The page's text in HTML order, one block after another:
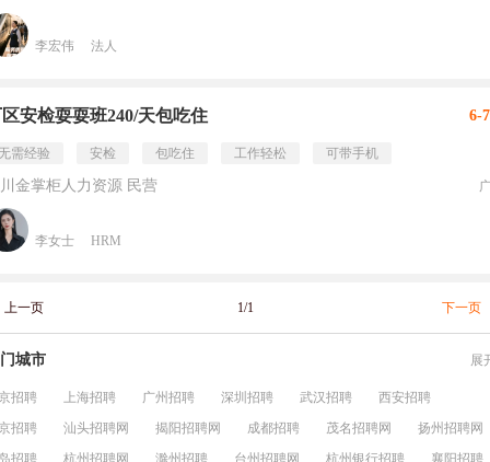
李宏伟 法人
安检耍耍班240/天包吃住 6-
需经验 安检 包吃住 工作轻松 可带手机
金掌柜人力资源 民营
李女士 HRM
上一页 1/1 下一页
城市 展
招聘 上海招聘 广州招聘 深圳招聘 武汉招聘
西安招聘
招聘
汕头招聘网 揭阳招聘网 成都招聘 茂名招聘网
扬州招聘网
招聘
杭州招聘网 滁州招聘 台州招聘网 杭州银行招聘 襄阳招聘